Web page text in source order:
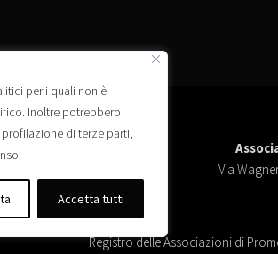
per i quali non è
Inoltre potrebbero
di terze parti,
Accetta tutti
Via
Registro delle Associazioni di